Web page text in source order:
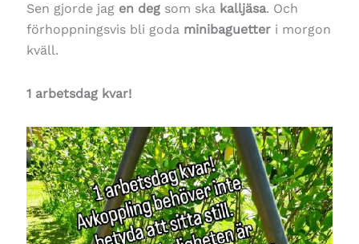
Sen gjorde jag en degsom ska kalljäsa. Och
förhoppningsvis bli goda minibaguetteri morgon
kväll.
1 arbetsdag kvar!